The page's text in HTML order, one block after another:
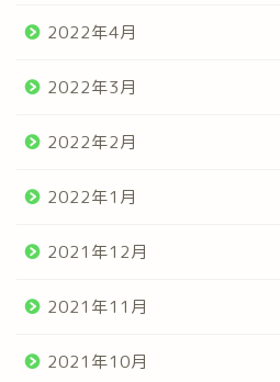
2022年4月
2022年3月
2022年2月
2022年1月
2021年12月
2021年11月
2021年10月